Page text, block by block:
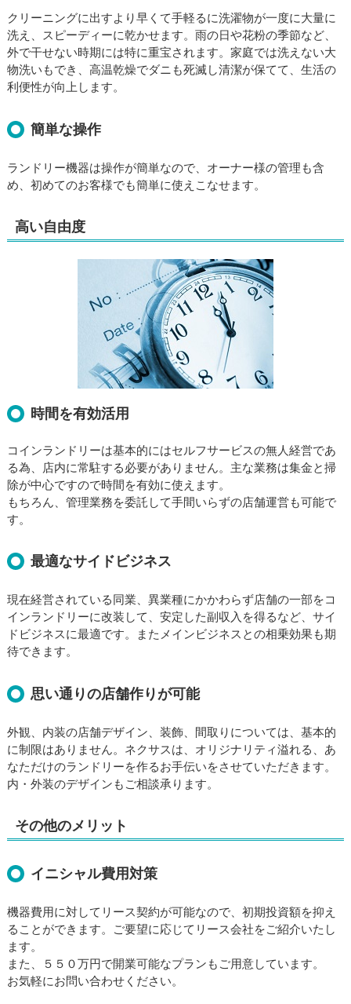
クリーニングに出すより早くて手軽るに洗濯物が一度に大量に
洗え、スピーディーに乾かせます。雨の日や花粉の季節など、
外で干せない時期には特に重宝されます。家庭では洗えない大
物洗いもでき、高温乾燥でダニも死滅し清潔が保てて、生活の
利便性が向上します。
簡単な操作
ランドリー機器は操作が簡単なので、オーナー様の管理も含
め、初めてのお客様でも簡単に使えこなせます。
高い自由度
時間を有効活用
コインランドリーは基本的にはセルフサービスの無人経営であ
る為、店内に常駐する必要がありません。主な業務は集金と掃
除が中心ですので時間を有効に使えます。
もちろん、管理業務を委託して手間いらずの店舗運営も可能で
す。
最適なサイドビジネス
現在経営されている同業、異業種にかかわらず店舗の一部をコ
インランドリーに改装して、安定した副収入を得るなど、サイ
ドビジネスに最適です。またメインビジネスとの相乗効果も期
待できます。
思い通りの店舗作りが可能
外観、内装の店舗デザイン、装飾、間取りについては、基本的
に制限はありません。ネクサスは、オリジナリティ溢れる、あ
なただけのランドリーを作るお手伝いをさせていただきます。
内・外装のデザインもご相談承ります。
その他のメリット
イニシャル費用対策
機器費用に対してリース契約が可能なので、初期投資額を抑え
ることができます。ご要望に応じてリース会社をご紹介いたし
ます。
また、５５０万円で開業可能なプランもご用意しています。
お気軽にお問い合わせください。